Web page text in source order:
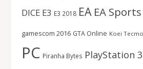
DICE E3 E3 2018 EA EA Sports
gamescom 2016 GTA Online Koei Tecmo
PC Piranha Bytes PlayStation 3